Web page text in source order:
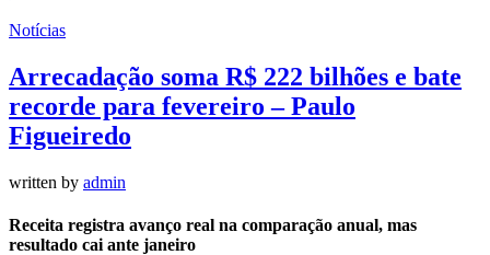
Notícias
Arrecadação soma R$ 222 bilhões e bate
recorde para fevereiro – Paulo
Figueiredo
written by admin
Receita registra avanço real na comparação anual, mas
resultado cai ante janeiro